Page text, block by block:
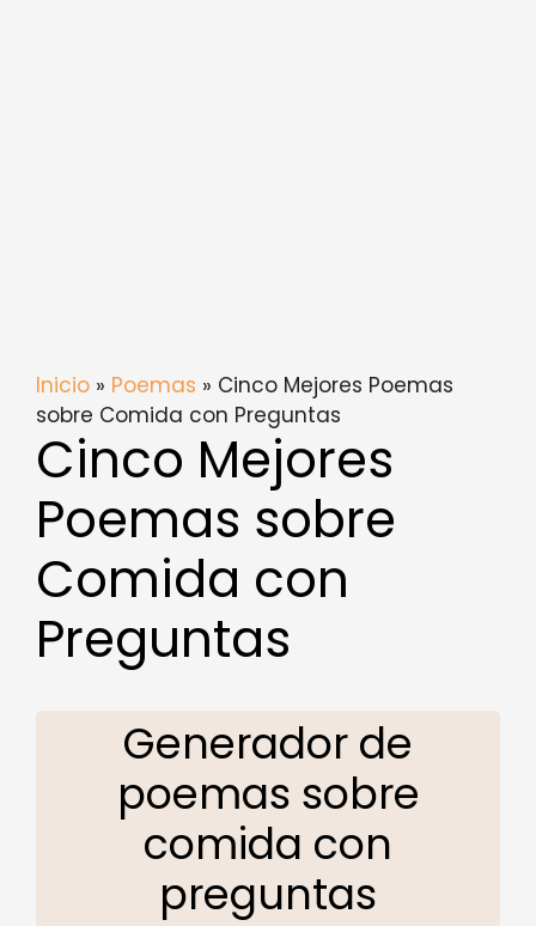
Inicio » Poemas » Cinco Mejores Poemas
sobre Comida con Preguntas
Cinco Mejores
Poemas sobre
Comida con
Preguntas
Generador de
poemas sobre
comida con
preguntas